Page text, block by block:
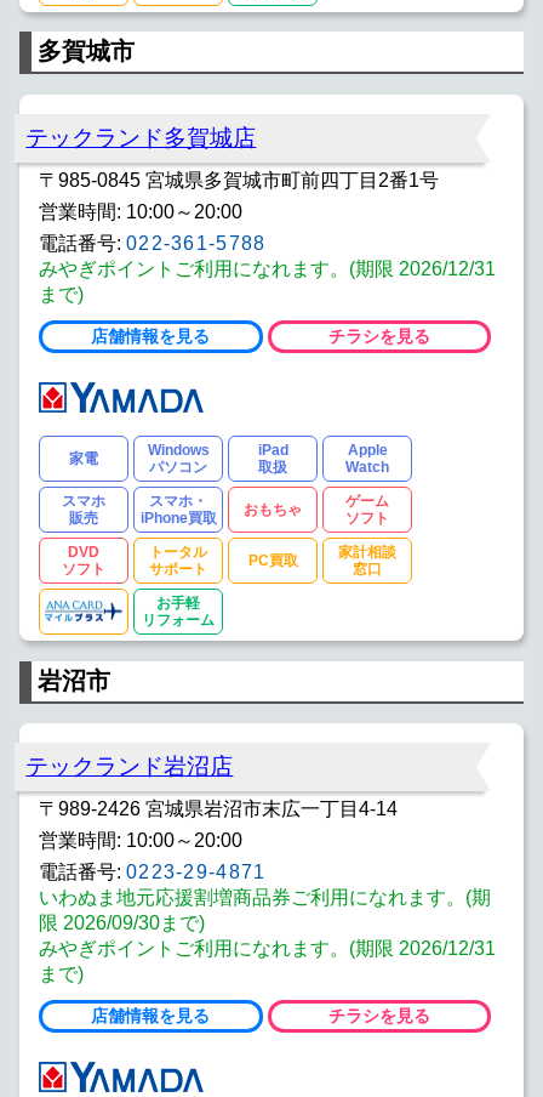
多賀城市
テックランド多賀城店
〒985-0845 宮城県多賀城市町前四丁目2番1号
営業時間: 10:00～20:00
電話番号: 022-361-5788
みやぎポイントご利用になれます。(期限 2026/12/31
まで)
店舗情報を見る チラシを見る
家電
Windows
パソコン
iPad
取扱
Apple
Watch
スマホ
販売
スマホ・
iPhone買取
おもちゃ
ゲーム
ソフト
DVD
ソフト
トータル
サポート
PC買取
家計相談
窓口
お手軽
リフォーム
岩沼市
テックランド岩沼店
〒989-2426 宮城県岩沼市末広一丁目4-14
営業時間: 10:00～20:00
電話番号: 0223-29-4871
いわぬま地元応援割増商品券ご利用になれます。(期
限 2026/09/30まで)
みやぎポイントご利用になれます。(期限 2026/12/31
まで)
店舗情報を見る チラシを見る